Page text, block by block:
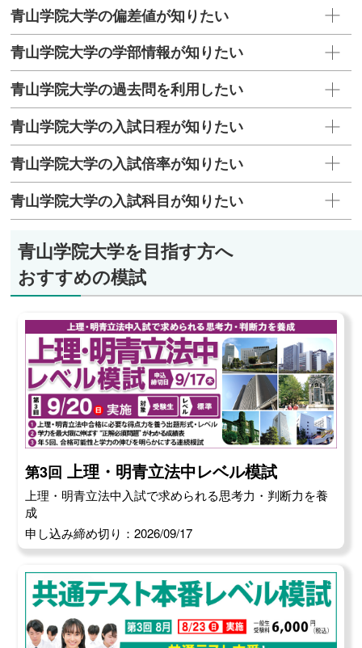
青山学院大学の偏差値が知りたい
青山学院大学の学部情報が知りたい
青山学院大学の過去問を利用したい
青山学院大学の入試日程が知りたい
青山学院大学の入試倍率が知りたい
青山学院大学の入試科目が知りたい
青山学院大学を目指す方へ
おすすめの模試
第3回 上理・明青立法中レベル模試
上理・明青立法中入試で求められる思考力・判断力を養
成
申し込み締め切り：2026/09/17